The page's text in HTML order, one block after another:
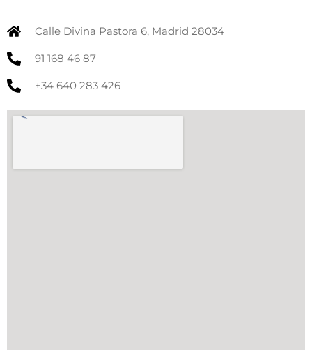
Calle Divina Pastora 6, Madrid 28034
91 168 46 87
+34 640 283 426